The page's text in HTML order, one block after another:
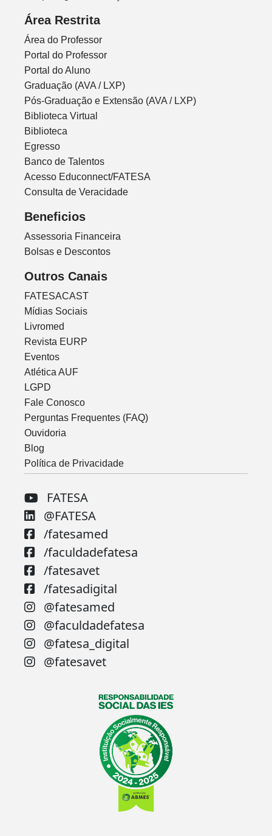
Área Restrita
Área do Professor
Portal do Professor
Portal do Aluno
Graduação (AVA / LXP)
Pós-Graduação e Extensão (AVA / LXP)
Biblioteca Virtual
Biblioteca
Egresso
Banco de Talentos
Acesso Educonnect/FATESA
Consulta de Veracidade
Beneficios
Assessoria Financeira
Bolsas e Descontos
Outros Canais
FATESACAST
Mídias Sociais
Livromed
Revista EURP
Eventos
Atlética AUF
LGPD
Fale Conosco
Perguntas Frequentes (FAQ)
Ouvidoria
Blog
Política de Privacidade
FATESA
@FATESA
/fatesamed
/faculdadefatesa
/fatesavet
/fatesadigital
@fatesamed
@faculdadefatesa
@fatesa_digital
@fatesavet